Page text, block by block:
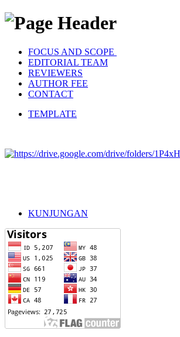
FOCUS AND SCOPE
EDITORIAL TEAM
REVIEWERS
AUTHOR FEE
CONTACT
TEMPLATE
KUNJUNGAN